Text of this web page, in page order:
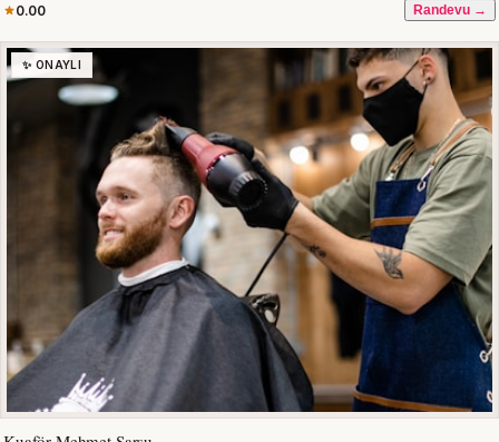
0.00 Randevu →
✨ ONAYLI